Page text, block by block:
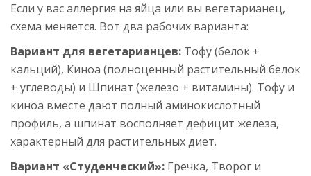
Если у вас аллергия на яйца или вы вегетарианец,
схема меняется. Вот два рабочих варианта:
Вариант для вегетарианцев: Тофу (белок +
кальций), Киноа (полноценный растительный белок
+ углеводы) и Шпинат (железо + витамины). Тофу и
киноа вместе дают полный аминокислотный
профиль, а шпинат восполняет дефицит железа,
характерный для растительных диет.
Вариант «Студенческий»: Гречка, Творог и